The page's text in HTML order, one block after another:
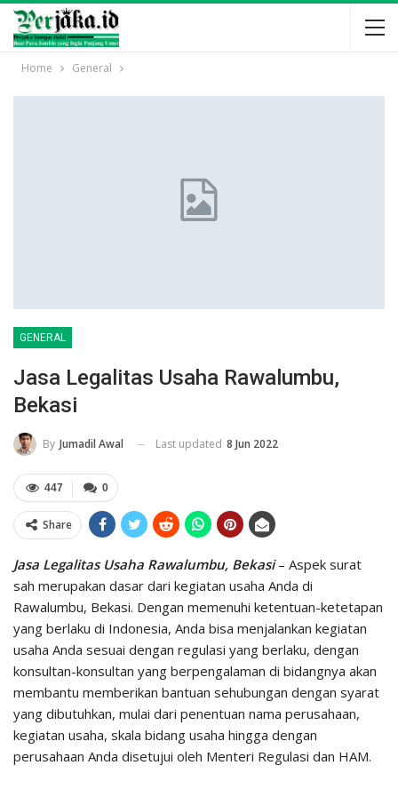
Home General
GENERAL
Jasa Legalitas Usaha Rawalumbu,
Bekasi
By Jumadil Awal Last updated 8 Jun 2022
0
447
Share
Jasa Legalitas Usaha Rawalumbu, Bekasi– Aspek surat
sah merupakan dasar dari kegiatan usaha Anda di
Rawalumbu, Bekasi. Dengan memenuhi ketentuan-ketetapan
yang berlaku di Indonesia, Anda bisa menjalankan kegiatan
usaha Anda sesuai dengan regulasi yang berlaku, dengan
konsultan-konsultan yang berpengalaman di bidangnya akan
membantu memberikan bantuan sehubungan dengan syarat
yang dibutuhkan, mulai dari penentuan nama perusahaan,
kegiatan usaha, skala bidang usaha hingga dengan
perusahaan Anda disetujui oleh Menteri Regulasi dan HAM.